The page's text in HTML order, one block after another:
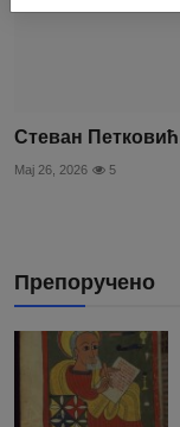
Стеван
Мај 26, 2026 5
Препоручено